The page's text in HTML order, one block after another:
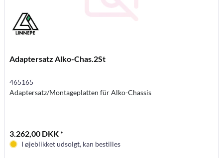
Adaptersatz Alko-Chas.2St
465165
Adaptersatz/Montageplatten für Alko-Chassis
3.262,00 DKK *
I øjeblikket udsolgt, kan bestilles